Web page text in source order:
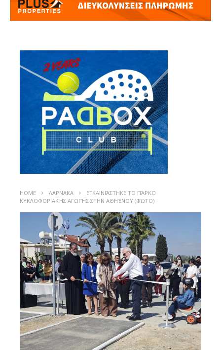
HOME ΛΑΡΝΑΚΑ
ΕΓΚΑΙΝΙΆΣΤΗΚΕ ΤΟ ΠΆΡΚΟ
ΚΥΚΛΟΦΟΡΙΑΚΉΣ ΑΓΩΓΉΣ ΣΤΗΝ ΑΘΗΈΝΟΥ (ΦΏΤΟ)